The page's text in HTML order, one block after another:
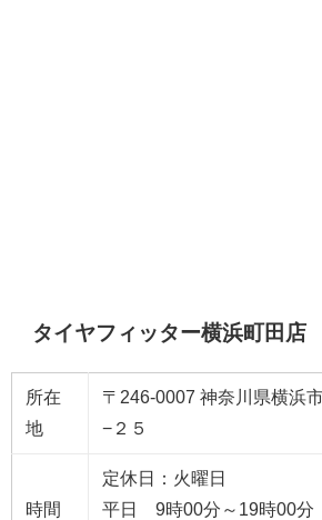
タイヤフィッター横浜町田店
所在
地
〒246-0007 神奈川県横浜
−２５
時間
定休日：火曜日
平日 9時00分～19時00分